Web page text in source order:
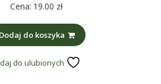
Cena: 19.00 zł
Dodaj do koszyka
do ulubionych